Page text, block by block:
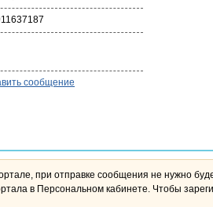
сообщение
при отправке сообщения не нужно
переписку вы сможете внутри